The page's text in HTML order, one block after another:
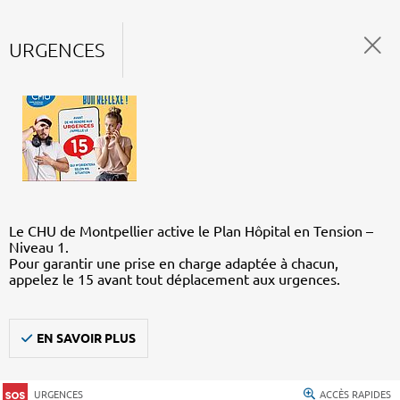
URGENCES
Le CHU de Montpellier active le Plan Hôpital en Tension –
Niveau 1.
Pour garantir une prise en charge adaptée à chacun,
appelez le 15 avant tout déplacement aux urgences.
EN SAVOIR PLUS
URGENCES ACCÈS RAPIDES